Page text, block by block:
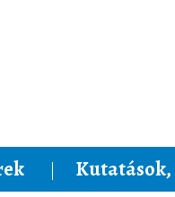
Kutatások,